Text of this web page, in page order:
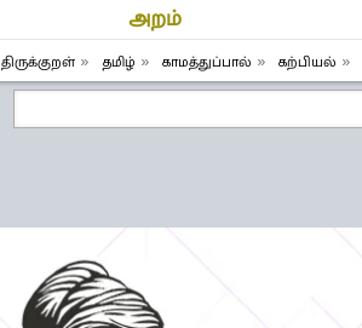
அறம்
திருக்குறள் தமிழ் காமத்துப்பால் கற்பியல்